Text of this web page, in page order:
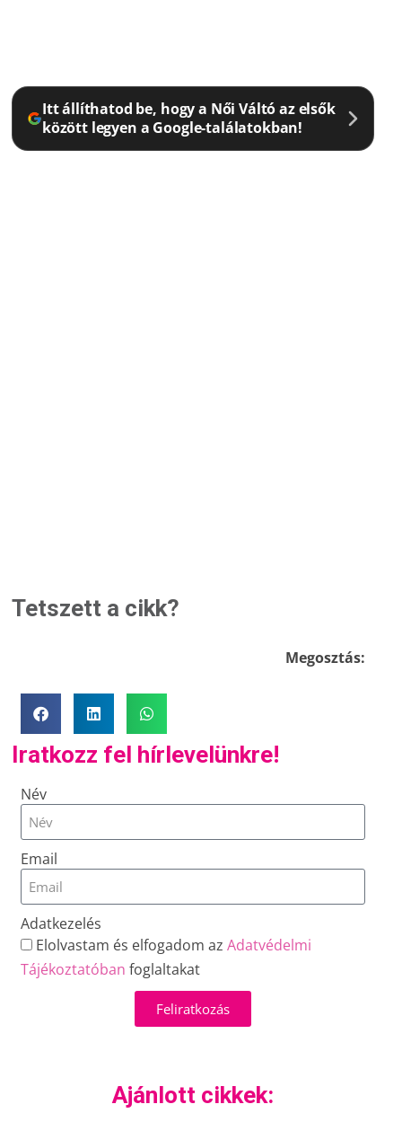
Itt állíthatod be, hogy a Női Váltó az elsők
között legyen a Google-találatokban!
Tetszett a cikk?
Megosztás:
Iratkozz fel hírlevelünkre!
Név
Email
Adatkezelés
Elolvastam és elfogadom azAdatvédelmi
Tájékoztatóban foglaltakat
Feliratkozás
Ajánlott cikkek: